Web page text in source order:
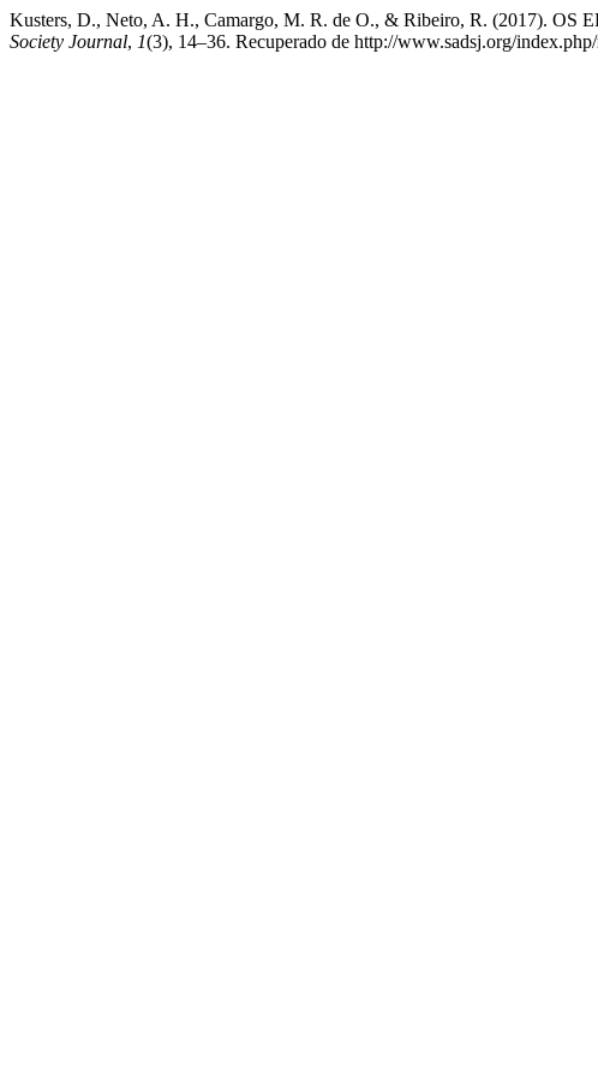
Kusters, D., Neto, A. H., Camargo, M. R. de O., & Ribeiro, R. (2017).
Society Journal, 1(3), 14–36. Recuperado de http://www.sadsj.org/